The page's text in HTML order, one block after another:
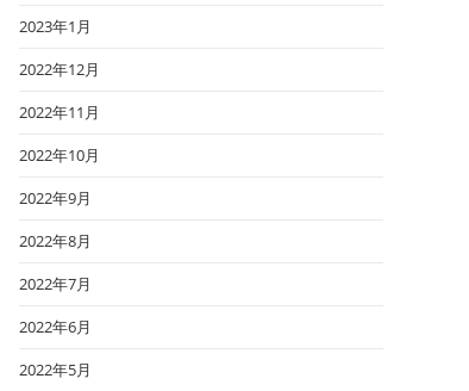
2023年1月
2022年12月
2022年11月
2022年10月
2022年9月
2022年8月
2022年7月
2022年6月
2022年5月